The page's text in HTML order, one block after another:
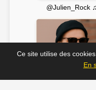
@Julien_Rock ♫
Ce site utilise des
En